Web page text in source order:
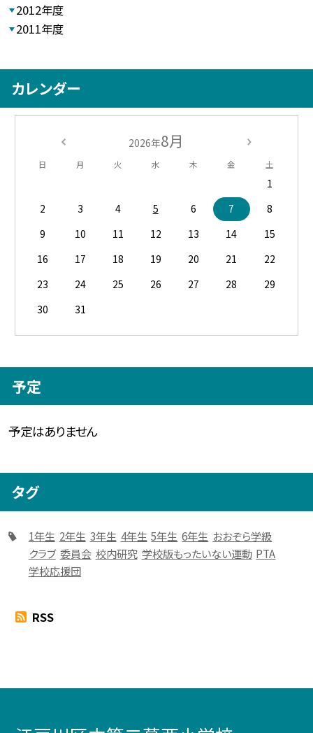
2012年度
2011年度
カレンダー
2026年8月
日 月 火 水 木 金 土
1
2
3 4 5 6 7
8
9
10 11 12 13 14
15
16
17 18 19 20 21
22
23
24 25 26 27 28
29
30
31
予定
予定はありません
タグ
1年生 2年生 3年生 4年生 5年生 6年生 おおぞら学級
クラブ 委員会 校内研究 学校版もったいない運動 PTA
学校応援団
RSS